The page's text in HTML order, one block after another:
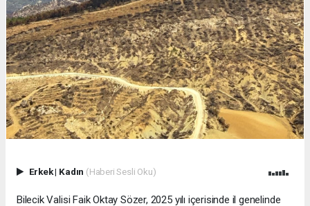
Erkek| Kadın (Haberi Sesli Oku)
Bilecik Valisi Faik Oktay Sözer, 2025 yılı içerisinde il genelinde